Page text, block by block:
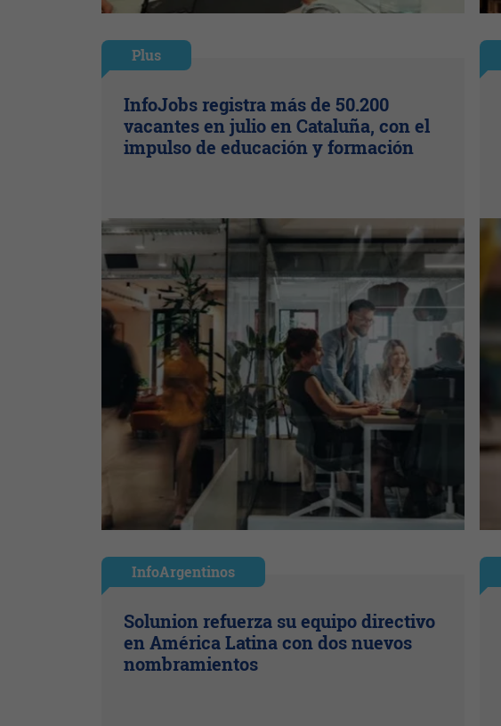
Plus
InfoJobs registra más de 50.200
vacantes en julio en Cataluña, con el
impulso de educación y formación
InfoArgentinos
Solunion refuerza su equipo directivo
en América Latina con dos nuevos
nombramientos